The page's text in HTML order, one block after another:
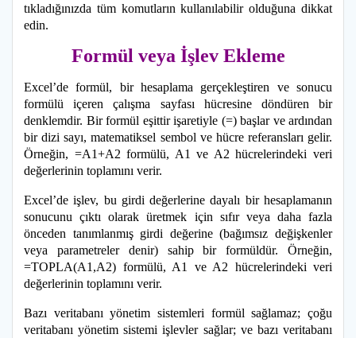
tıkladığınızda tüm komutların kullanılabilir olduğuna dikkat
edin.
Formül veya İşlev Ekleme
Excel’de formül, bir hesaplama gerçekleştiren ve sonucu
formülü içeren çalışma sayfası hücresine döndüren bir
denklemdir. Bir formül eşittir işaretiyle (=) başlar ve ardından
bir dizi sayı, matematiksel sembol ve hücre referansları gelir.
Örneğin, =A1+A2 formülü, A1 ve A2 hücrelerindeki veri
değerlerinin toplamını verir.
Excel’de işlev, bu girdi değerlerine dayalı bir hesaplamanın
sonucunu çıktı olarak üretmek için sıfır veya daha fazla
önceden tanımlanmış girdi değerine (bağımsız değişkenler
veya parametreler denir) sahip bir formüldür. Örneğin,
=TOPLA(A1,A2) formülü, A1 ve A2 hücrelerindeki veri
değerlerinin toplamını verir.
Bazı veritabanı yönetim sistemleri formül sağlamaz; çoğu
veritabanı yönetim sistemi işlevler sağlar; ve bazı veritabanı